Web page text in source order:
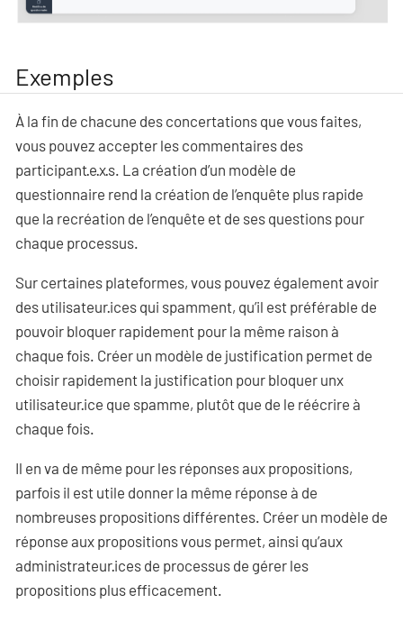
Exemples
À la fin de chacune des concertations que vous faites,
vous pouvez accepter les commentaires des
participant·e·x·s. La création d’un modèle de
questionnaire rend la création de l’enquête plus rapide
que la recréation de l’enquête et de ses questions pour
chaque processus.
Sur certaines plateformes, vous pouvez également avoir
des utilisateur·ices qui spamment, qu’il est préférable de
pouvoir bloquer rapidement pour la même raison à
chaque fois. Créer un modèle de justification permet de
choisir rapidement la justification pour bloquer unx
utilisateur·ice que spamme, plutôt que de le réécrire à
chaque fois.
Il en va de même pour les réponses aux propositions,
parfois il est utile donner la même réponse à de
nombreuses propositions différentes. Créer un modèle de
réponse aux propositions vous permet, ainsi qu’aux
administrateur·ices de processus de gérer les
propositions plus efficacement.